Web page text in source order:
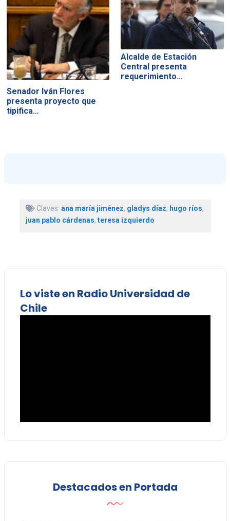
Senador Iván Flores
presenta proyecto que
tipifica…
Alcalde de Estación
Central presenta
requerimiento…
Claves: ana maría jiménez, gladys díaz, hugo ríos,
juan pablo cárdenas, teresa izquierdo
Lo viste en Radio Universidad de
Chile
Destacados en Portada